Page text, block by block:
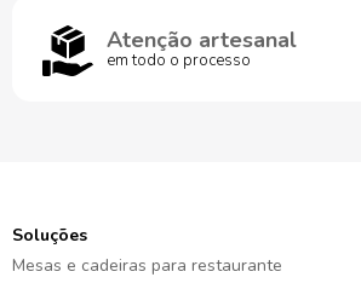
Atenção artesanal
em todo o processo
Soluções
Mesas e cadeiras para restaurante